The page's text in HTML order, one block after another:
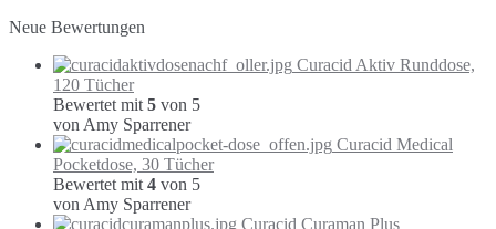
Neue Bewertungen
Curacid Aktiv Runddose,
120 Tücher
Bewertet mit 5 von 5
von Amy Sparrener
Curacid Medical
Pocketdose, 30 Tücher
Bewertet mit 4 von 5
von Amy Sparrener
Curacid Curaman Plus